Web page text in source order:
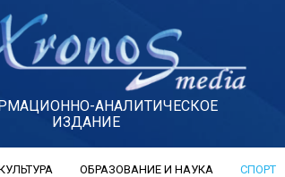
АНАЛИТИЧЕСКОЕ
ИЗДАНИЕ
ОБРАЗОВАНИЕ И НАУКА СПОРТ